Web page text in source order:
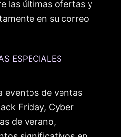
las últimas ofertas y
en su correo
ESPECIALES
eventos de ventas
Friday, Cyber
de verano,